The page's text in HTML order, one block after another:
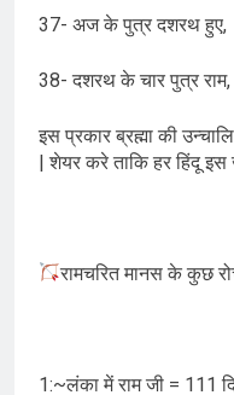
37- अज के पुत्र दशरथ हुए,
38- दशरथ के चार पुत्र
इस प्रकार ब्रह्मा की
| शेयर करे ताकि हर हिंदू इस
रामचरित मानस के कुछ
1:~लंका में राम जी = 111